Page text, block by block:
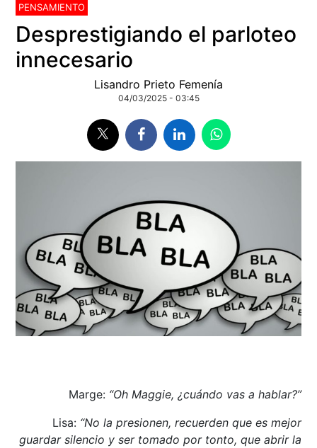
PENSAMIENTO
Desprestigiando el parloteo
innecesario
Lisandro Prieto Femenía
04/03/2025 - 03:45
Marge: “Oh Maggie, ¿cuándo vas a hablar?”
Lisa: “No la presionen, recuerden que es mejor
guardar silencio y ser tomado por tonto, que abrir la